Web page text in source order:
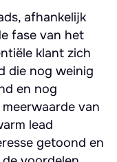
afhankelijk
fase van het
klant zich
die nog weinig
en nog
van
lead
getoond en